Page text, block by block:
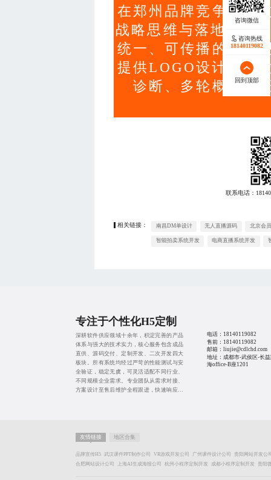
在郑州品牌竞争加剧
战略思维与落地能力
统一、可传播的品牌
提供LOGO设计与视
诊断、多轮概念验
联系电话：
相关链接： 南昌DM单设计 无人直播源码 北京会
智能拍卖系统开发 电商直播系统开发
咨询热线
18140119082
回到顶部
专注于个性化H5定制
深耕软件供应领域十余年，积淀完善的产品
体系与强大的技术实力，核心服务包含成品
直供、源码交付、定制开发、二次开发四大
板块。所有系统均经过严苛的性能测试与安
全验证，稳定无虞，可灵活适配不同行业、
不同规模企业需求。专业团队从需求对接、
方案设计至售后维护全程跟进，快速响应各
电话： 18140119082
售前： 18140119082
邮箱：liujie@cdlchd.com
地址：成都市-武侯区-长
海office-B座1201
友情链接 地区合集
品牌宣传H5 武汉课件PPT制作公司 VR游戏开发公司 广州课件设计公司
贵阳网站开发公
合肥网站设计公司
上海AI生成海报公司 杭州小程序定制开发 成都小程序定制开发 贵阳